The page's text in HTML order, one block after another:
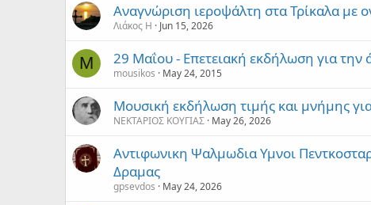
Αναγνώριση ιεροψάλτη στα Τρίκαλα με
Λιάκος Η Jun 15, 2026
M 29 Μαΐου - Επετειακή εκδήλωση για
mousikos May 24, 2015
Μουσική εκδήλωση τιμής και μνήμης
ΝΕΚΤΑΡΙΟΣ ΚΟΥΓΙΑΣ May 26, 2026
Αντιφωνικη Ψαλμωδια Υμνοι
Δραμας
gpsevdos May 24, 2026